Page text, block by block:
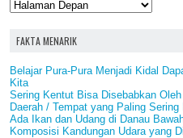
FAKTA MENARIK
Belajar Pura-Pura Menjadi Kidal
Kita
Sering Kentut Bisa Disebabkan
Daerah / Tempat yang Paling
Ada Ikan dan Udang di Danau
Komposisi Kandungan Udara yang